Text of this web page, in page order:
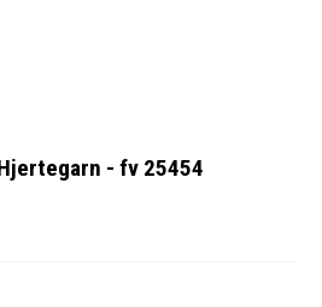
- fv 25454